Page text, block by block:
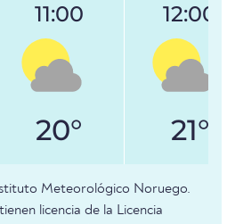
11:00
20°
12:00
21°
Meteorológico Noruego.
licencia de la Licencia